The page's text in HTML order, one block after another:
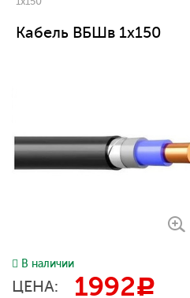
Кабель ВБШв 1х150
В наличии
ЦЕНА: 1992c